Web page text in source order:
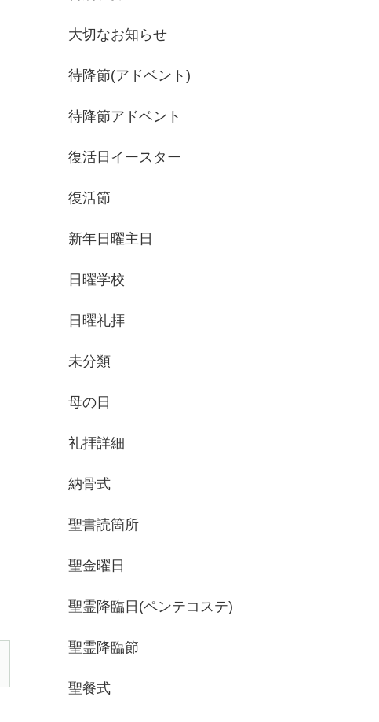
大切なお知らせ
待降節(アドベント)
待降節アドベント
復活日イースター
復活節
新年日曜主日
日曜学校
日曜礼拝
未分類
母の日
礼拝詳細
納骨式
聖書読箇所
聖金曜日
聖霊降臨日(ペンテコステ)
聖霊降臨節
聖餐式